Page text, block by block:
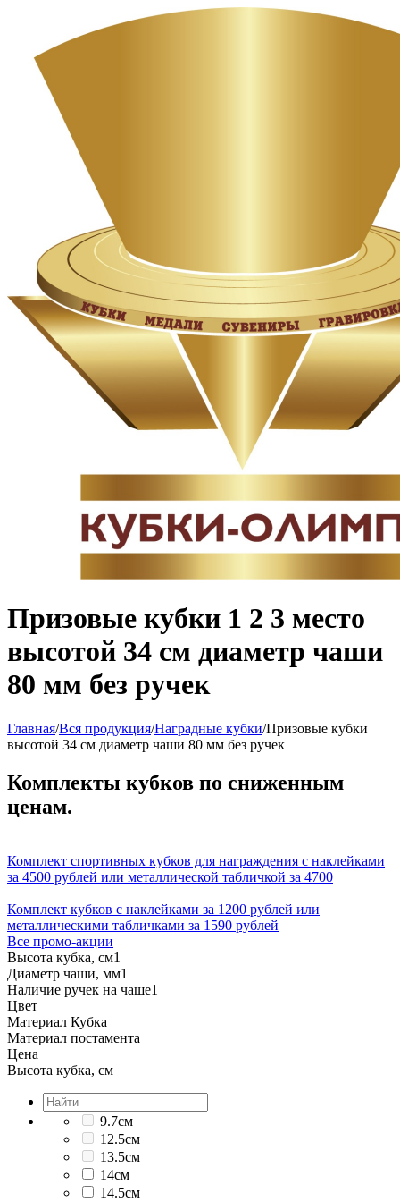
Призовые кубки 1 2 3 место
высотой 34 см диаметр чаши
80 мм без ручек
Главная/Вся продукция/Наградные кубки/Призовые кубки
высотой 34 см диаметр чаши 80 мм без ручек
Комплекты кубков по сниженным
ценам.
Комплект спортивных кубков для награждения с наклейками
за 4500 рублей или металлической табличкой за 4700
Комплект кубков с наклейками за 1200 рублей или
металлическими табличками за 1590 рублей
Все промо-акции
Высота кубка, см1
Диаметр чаши, мм1
Наличие ручек на чаше1
Цвет
Материал Кубка
Материал постамента
Цена
Высота кубка, см
9.7см
12.5см
13.5см
14см
14.5см